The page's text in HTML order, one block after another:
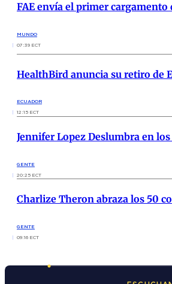
FAE envía el primer
MUNDO
07:39 ECT
HealthBird anuncia su retiro de
ECUADOR
12:15 ECT
Jennifer Lopez Deslumbra en
GENTE
20:25 ECT
Charlize Theron abraza los 50
GENTE
09:16 ECT